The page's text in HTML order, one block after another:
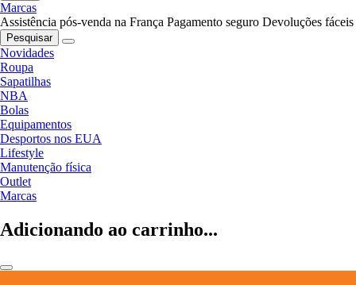
Marcas
Assistência pós-venda na França Pagamento seguro Devoluções fáceis
Pesquisar
Novidades
Roupa
Sapatilhas
NBA
Bolas
Equipamentos
Desportos nos EUA
Lifestyle
Manutenção física
Outlet
Marcas
Adicionando ao carrinho...